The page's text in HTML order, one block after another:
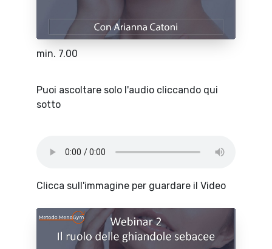
min. 7.00
Puoi ascoltare solo l'audio cliccando qui
sotto
Clicca sull'immagine per guardare il Video